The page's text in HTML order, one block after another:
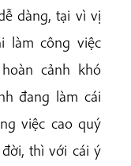
dàng, tại vì vị
làm công việc
cảnh khó
đang làm cái
việc cao quý
thì với cái ý